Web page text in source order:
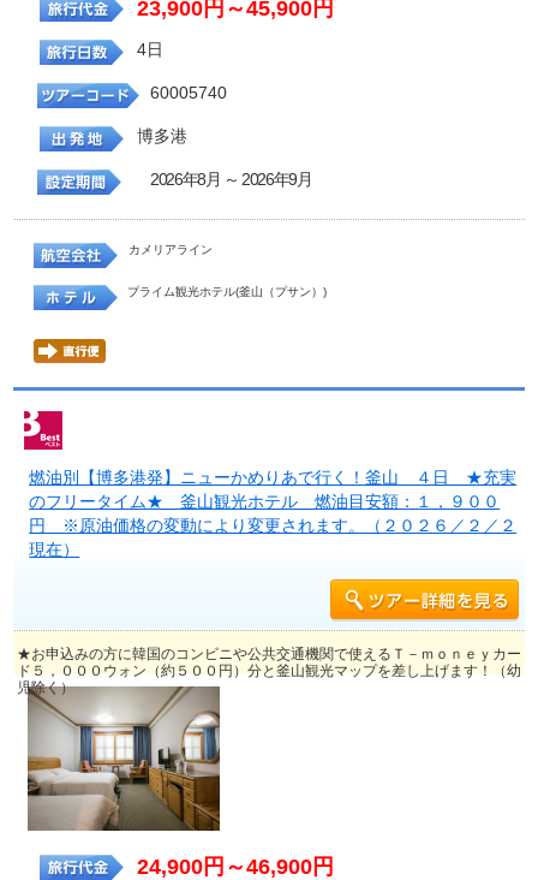
23,900円～45,900円
4日
60005740
博多港
2026年8月 ～ 2026年9月
カメリアライン
プライム観光ホテル(釜山（プサン）)
燃油別【博多港発】ニューかめりあで行く！釜山 ４日 ★充実
のフリータイム★ 釜山観光ホテル 燃油目安額：１，９００
円 ※原油価格の変動により変更されます。（２０２６／２／２
現在）
★お申込みの方に韓国のコンビニや公共交通機関で使えるＴ－ｍｏｎｅｙカー
ド５，０００ウォン（約５００円）分と釜山観光マップを差し上げます！（幼
児除く）
24,900円～46,900円